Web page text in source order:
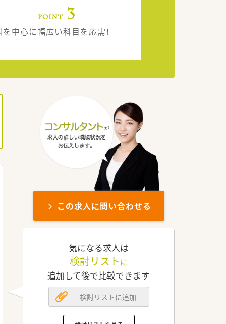
を中心に幅広い科目を応需！
この求人に問い合わせる
気になる求人は
検討リスト に
追加して後で比較できます
検討リストに追加